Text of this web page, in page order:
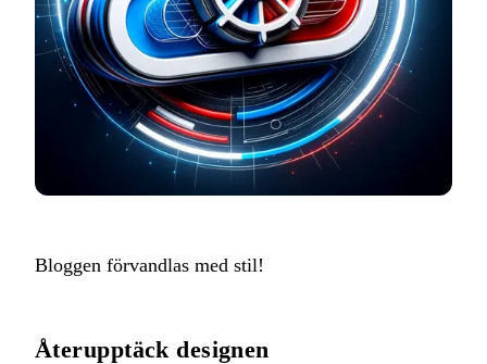
Bloggen förvandlas med stil!
Återupptäck designen